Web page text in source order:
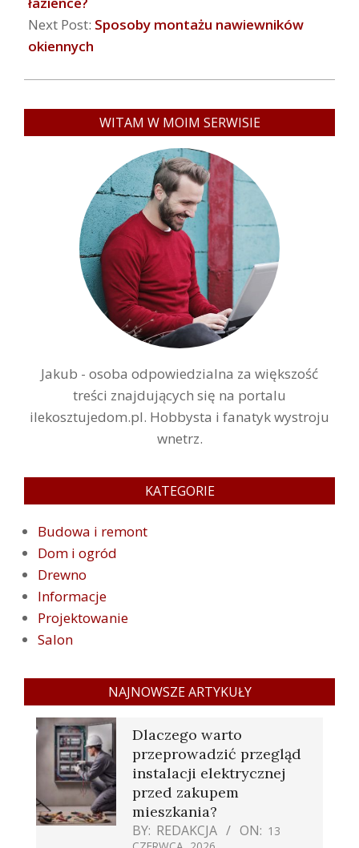
Next Post: Sposoby montażu nawiewników
okiennych
WITAM W MOIM SERWISIE
Jakub - osoba odpowiedzialna za większość
treści znajdujących się na portalu
ilekosztujedom.pl. Hobbysta i fanatyk wystroju
wnetrz.
KATEGORIE
Budowa i remont
Dom i ogród
Drewno
Informacje
Projektowanie
Salon
NAJNOWSZE ARTYKUŁY
Dlaczego warto
przeprowadzić przegląd
instalacji elektrycznej
przed zakupem
mieszkania?
BY: REDAKCJA ON: 13